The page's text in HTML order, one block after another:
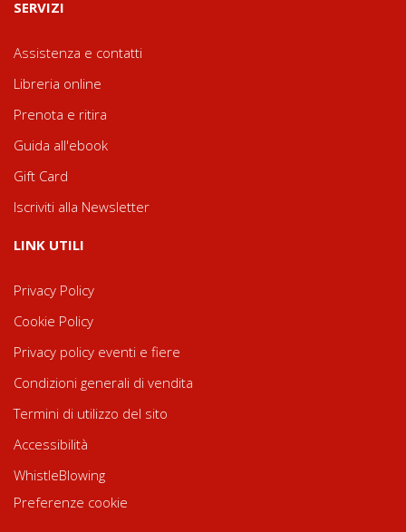
SERVIZI
Assistenza e contatti
Libreria online
Prenota e ritira
Guida all'ebook
Gift Card
Iscriviti alla Newsletter
LINK UTILI
Privacy Policy
Cookie Policy
Privacy policy eventi e fiere
Condizioni generali di vendita
Termini di utilizzo del sito
Accessibilità
WhistleBlowing
Preferenze cookie